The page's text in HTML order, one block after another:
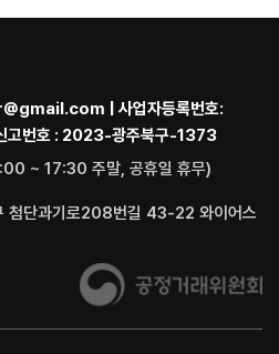
| 사업자등록번호:
번호 : 2023-광주북구-1373
~ 17:30 주말, 공휴일 휴무)
첨단과기로208번길 43-22 와이어스